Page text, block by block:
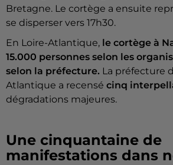
Bretagne. Le cortège a ensuite
se disperser vers 17h30.
En Loire-Atlantique, le cortège à
15.000 personnes selon les
selon la préfecture. La préfecture
Atlantique a recensé cinq
dégradations majeures.
Une cinquantaine de
manifestations dans